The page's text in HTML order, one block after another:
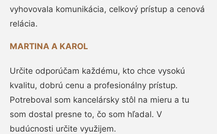
vyhovovala komunikácia, celkový prístup a cenová
relácia.
MARTINA A KAROL
Určite odporúčam každému, kto chce vysokú
kvalitu, dobrú cenu a profesionálny prístup.
Potreboval som kancelársky stôl na mieru a tu
som dostal presne to, čo som hľadal. V
budúcnosti určite využijem.